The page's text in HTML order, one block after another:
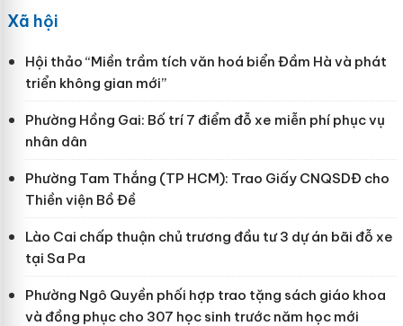
Xã hội
Hội thảo “Miền trầm tích văn hoá biển Đầm Hà và phát
triển không gian mới”
Phường Hồng Gai: Bố trí 7 điểm đỗ xe miễn phí phục vụ
nhân dân
Phường Tam Thắng (TP HCM): Trao Giấy CNQSDĐ cho
Thiền viện Bồ Đề
Lào Cai chấp thuận chủ trương đầu tư 3 dự án bãi đỗ xe
tại Sa Pa
Phường Ngô Quyền phối hợp trao tặng sách giáo khoa
và đồng phục cho 307 học sinh trước năm học mới